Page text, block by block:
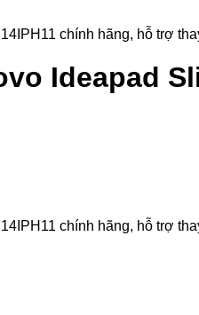
chính hãng, hỗ trợ
Ideapad
chính hãng, hỗ trợ